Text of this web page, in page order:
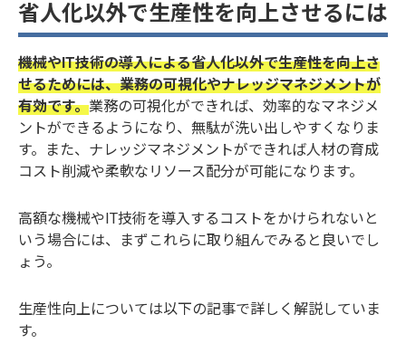
省人化以外で生産性を向上させるには
機械やIT技術の導入による省人化以外で生産性を向上さ
せるためには、業務の可視化やナレッジマネジメントが
有効です。業務の可視化ができれば、効率的なマネジメ
ントができるようになり、無駄が洗い出しやすくなりま
す。また、ナレッジマネジメントができれば人材の育成
コスト削減や柔軟なリソース配分が可能になります。
高額な機械やIT技術を導入するコストをかけられないと
いう場合には、まずこれらに取り組んでみると良いでし
ょう。
生産性向上については以下の記事で詳しく解説していま
す。